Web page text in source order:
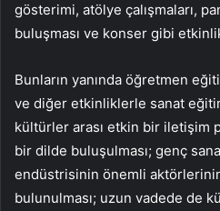
gösterimi, atölye çalışmaları,
buluşması ve konser gibi
Bunların yanında öğretmen
ve diğer etkinliklerle sanat
kültürler arası etkin bir iletişim
bir dilde buluşulması; genç
endüstrisinin önemli
bulunulması; uzun vadede de